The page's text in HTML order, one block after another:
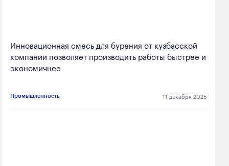
Инновационная смесь для бурения от кузбасской
компании позволяет производить работы быстрее и
экономичнее
Промышленность 11 декабря 2025